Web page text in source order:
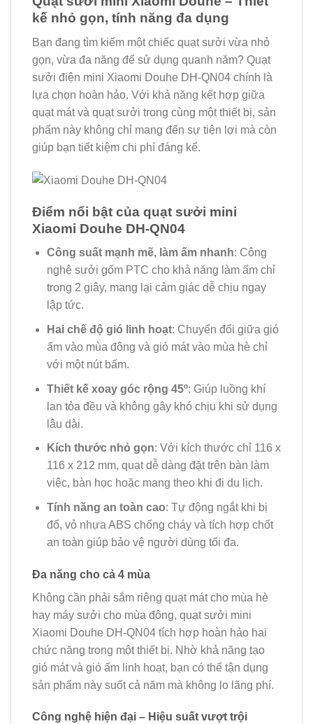
kế nhỏ gọn, tính năng đa dụng
Bạn đang tìm kiếm một chiếc quạt sưởi vừa nhỏ
gọn, vừa đa năng để sử dụng quanh năm? Quạt
sưởi điện mini Xiaomi Douhe DH-QN04 chính là
lựa chọn hoàn hảo. Với khả năng kết hợp giữa
quạt mát và quạt sưởi trong cùng một thiết bị, sản
phẩm này không chỉ mang đến sự tiện lợi mà còn
giúp bạn tiết kiệm chi phí đáng kể.
Điểm nổi bật của quạt sưởi mini
Xiaomi Douhe DH-QN04
Công suất mạnh mẽ, làm ấm nhanh: Công
nghệ sưởi gốm PTC cho khả năng làm ấm chỉ
trong 2 giây, mang lại cảm giác dễ chịu ngay
lập tức.
Hai chế độ gió linh hoạt: Chuyển đổi giữa gió
ấm vào mùa đông và gió mát vào mùa hè chỉ
với một nút bấm.
Thiết kế xoay góc rộng 45º: Giúp luồng khí
lan tỏa đều và không gây khó chịu khi sử dụng
lâu dài.
Kích thước nhỏ gọn: Với kích thước chỉ 116 x
116 x 212 mm, quạt dễ dàng đặt trên bàn làm
việc, bàn học hoặc mang theo khi đi du lịch.
Tính năng an toàn cao: Tự động ngắt khi bị
đổ, vỏ nhựa ABS chống cháy và tích hợp chốt
an toàn giúp bảo vệ người dùng tối đa.
Đa năng cho cả 4 mùa
Không cần phải sắm riêng quạt mát cho mùa hè
hay máy sưởi cho mùa đông, quạt sưởi mini
Xiaomi Douhe DH-QN04 tích hợp hoàn hảo hai
chức năng trong một thiết bị. Nhờ khả năng tạo
gió mát và gió ấm linh hoạt, bạn có thể tận dụng
sản phẩm này suốt cả năm mà không lo lãng phí.
Công nghệ hiện đại – Hiệu suất vượt trội